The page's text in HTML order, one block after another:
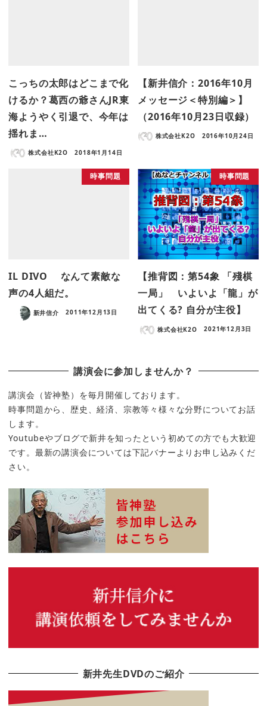
こっちの太郎はどこまで化
けるか？葛西の爺さんJR東
海ようやく引退で、今年は
揺れま…
株式会社K2O 2018年1月14日
【新井信介：2016年10月
メッセージ＜特別編＞】
（2016年10月23日収録）
株式会社K2O 2016年10月24日
時事問題
IL DIVO なんて素敵な
声の4人組だ。
新井信介 2011年12月13日
時事問題
【推背図：第54象 「殘棋
一局」 いよいよ「龍」が
出てくる? 自分が主役】
株式会社K2O 2021年12月3日
講演会に参加しませんか？
講演会（皆神塾）を毎月開催しております。
時事問題から、歴史、経済、宗教等々様々な分野についてお話
します。
Youtubeやブログで新井を知ったという初めての方でも大歓迎
です。最新の講演会については下記バナーよりお申し込みくだ
さい。
新井先生DVDのご紹介